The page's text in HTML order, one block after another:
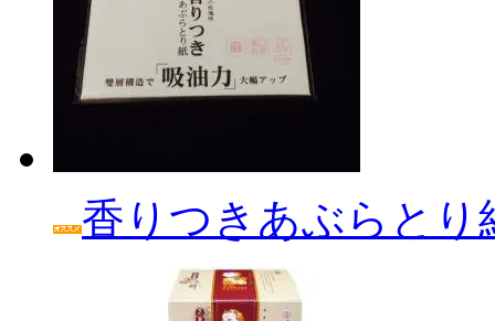
香りつきあぶらとり